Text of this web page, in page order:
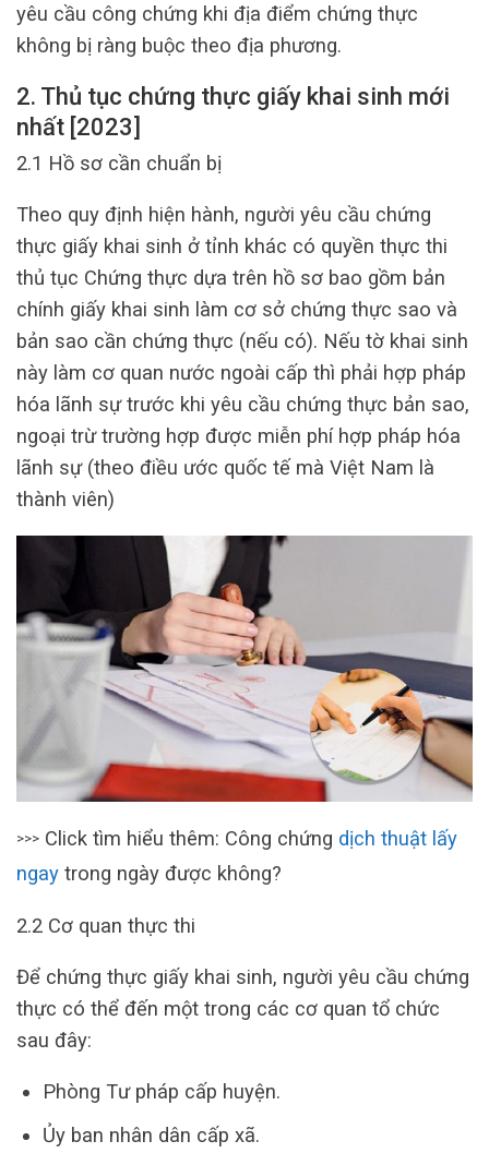
yêu cầu công chứng khi địa điểm chứng thực
không bị ràng buộc theo địa phương.
2. Thủ tục chứng thực giấy khai sinh mới
nhất [2023]
2.1 Hồ sơ cần chuẩn bị
Theo quy định hiện hành, người yêu cầu chứng
thực giấy khai sinh ở tỉnh khác có quyền thực thi
thủ tục Chứng thực dựa trên hồ sơ bao gồm bản
chính giấy khai sinh làm cơ sở chứng thực sao và
bản sao cần chứng thực (nếu có). Nếu tờ khai sinh
này làm cơ quan nước ngoài cấp thì phải hợp pháp
hóa lãnh sự trước khi yêu cầu chứng thực bản sao,
ngoại trừ trường hợp được miễn phí hợp pháp hóa
lãnh sự (theo điều ước quốc tế mà Việt Nam là
thành viên)
>>> Click tìm hiểu thêm: Công chứng dịch thuật lấy
ngay trong ngày được không?
2.2 Cơ quan thực thi
Để chứng thực giấy khai sinh, người yêu cầu chứng
thực có thể đến một trong các cơ quan tổ chức
sau đây:
Phòng Tư pháp cấp huyện.
Ủy ban nhân dân cấp xã.